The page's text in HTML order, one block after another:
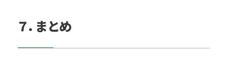
７．まとめ